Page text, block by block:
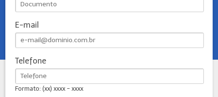
E-mail
Telefone
Formato: (xx) xxxx - xxxx